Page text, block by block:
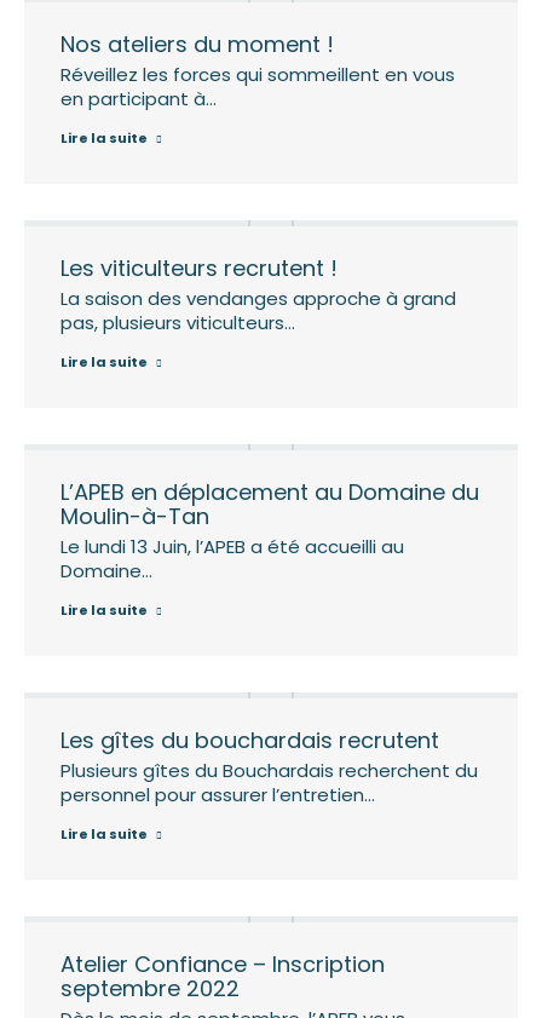
Nos ateliers du moment !
Réveillez les forces qui sommeillent en vous
en participant à…
Lire la suite
Les viticulteurs recrutent !
La saison des vendanges approche à grand
pas, plusieurs viticulteurs…
Lire la suite
L’APEB en déplacement au Domaine du
Moulin-à-Tan
Le lundi 13 Juin, l’APEB a été accueilli au
Domaine…
Lire la suite
Les gîtes du bouchardais recrutent
Plusieurs gîtes du Bouchardais recherchent du
personnel pour assurer l’entretien…
Lire la suite
Atelier Confiance – Inscription
septembre 2022